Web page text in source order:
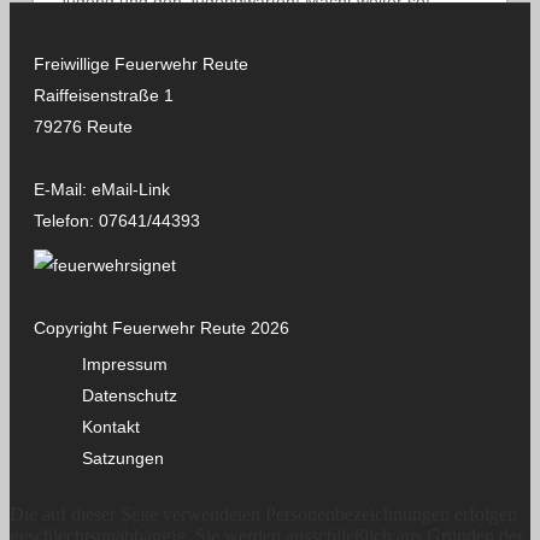
Freiwillige Feuerwehr Reute
Raiffeisenstraße 1
79276 Reute
E-Mail: eMail-Link
Telefon: 07641/44393
Copyright Feuerwehr Reute 2026
Impressum
Datenschutz
Kontakt
Satzungen